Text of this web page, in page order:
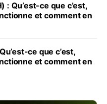
: Qu’est-ce que c’est,
et comment en
ce que c’est,
et comment en